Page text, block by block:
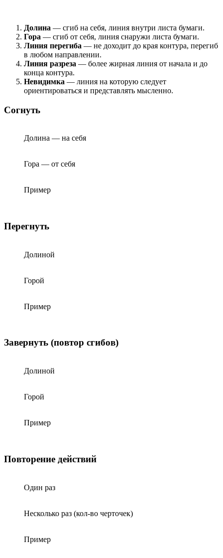
Долина — сгиб на себя, линия внутри листа бумаги.
Гора — сгиб от себя, линия снаружи листа бумаги.
Линия перегиба — не доходит до края контура, перегиб
в любом направлении.
Линия разреза — более жирная линия от начала и до
конца контура.
Невидимка — линия на которую следует
ориентироваться и представлять мысленно.
Согнуть
Долина — на себя
Гора — от себя
Пример
Перегнуть
Долиной
Горой
Пример
Завернуть (повтор сгибов)
Долиной
Горой
Пример
Повторение действий
Один раз
Несколько раз (кол-во черточек)
Пример